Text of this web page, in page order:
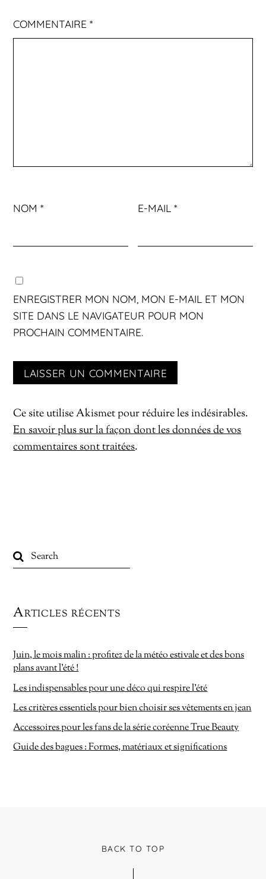
COMMENTAIRE*
NOM* E-MAIL*
ENREGISTRER MON NOM, MON E-MAIL ET MON
SITE DANS LE NAVIGATEUR POUR MON
PROCHAIN COMMENTAIRE.
Ce site utilise Akismet pour réduire les indésirables.
En savoir plus sur la façon dont les données de vos
commentaires sont traitées.
Articles récents
Juin, le mois malin : profitez de la météo estivale et des bons
plans avant l’été !
Les indispensables pour une déco qui respire l’été
Les critères essentiels pour bien choisir ses vêtements en jean
Accessoires pour les fans de la série coréenne True Beauty
Guide des bagues : Formes, matériaux et significations
BACK TO TOP